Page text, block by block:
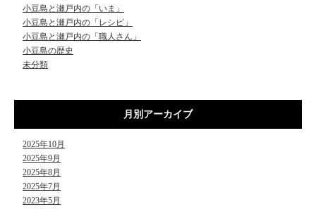
小豆島と瀬戸内の「いま」
小豆島と瀬戸内の「レシピ」
小豆島と瀬戸内の「職人さん」
小豆島の歴史
未分類
月別アーカイブ
2025年10月
2025年9月
2025年8月
2025年7月
2023年5月